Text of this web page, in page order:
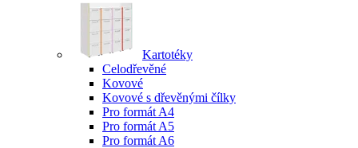
Kartotéky
Celodřevěné
Kovové
Kovové s dřevěnými čílky
Pro formát A4
Pro formát A5
Pro formát A6